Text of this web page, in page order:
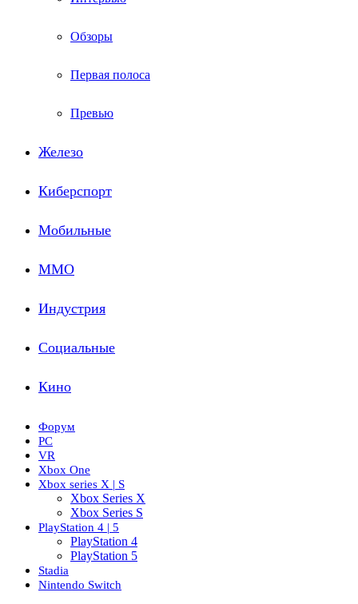
Обзоры
Первая полоса
Превью
Железо
Киберспорт
Мобильные
ММО
Индустрия
Социальные
Кино
Форум
PC
VR
Xbox One
Xbox series X | S
Xbox Series X
Xbox Series S
PlayStation 4 | 5
PlayStation 4
PlayStation 5
Stadia
Nintendo Switch